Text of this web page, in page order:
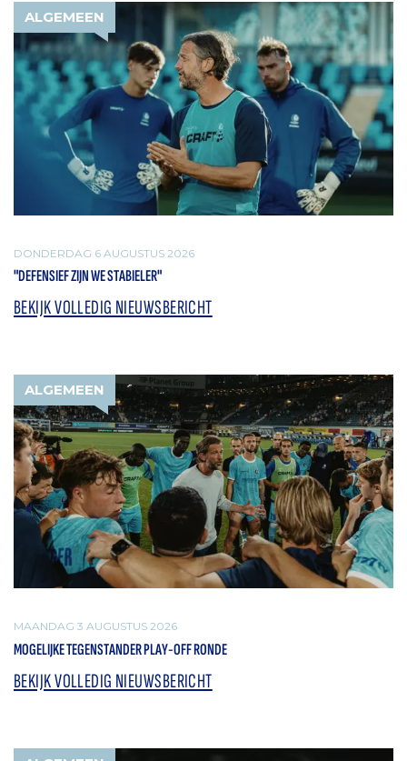
ALGEMEEN
DONDERDAG 6 AUGUSTUS 2026
"DEFENSIEF ZIJN WE STABIELER"
BEKIJK VOLLEDIG NIEUWSBERICHT
ALGEMEEN
MAANDAG 3 AUGUSTUS 2026
MOGELIJKE TEGENSTANDER PLAY-OFF RONDE
BEKIJK VOLLEDIG NIEUWSBERICHT